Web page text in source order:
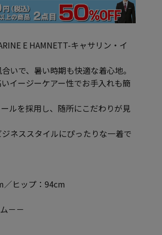
E HAMNETT-キャサリン・イ
いで、暑い時期も快適な着心地。
イージーケアー性でお手入れも簡
ルを採用し、随所にこだわりが見
ネススタイルにぴったりな一着で
ヒップ：94cm
－－